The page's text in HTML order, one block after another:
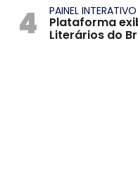
4 PAINEL INTERATIVO
Plataforma
Literários do